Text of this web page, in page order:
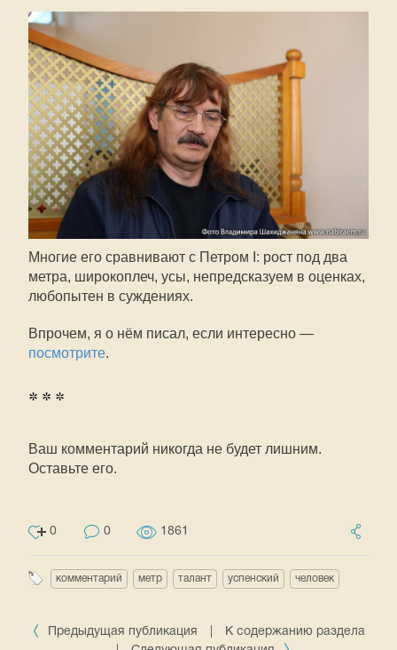
Многие его сравнивают с Петром I: рост под два
метра, широкоплеч, усы, непредсказуем в оценках,
любопытен в суждениях.
Впрочем, я о нём писал, если интересно —
посмотрите.
* * *
Ваш комментарий никогда не будет лишним.
Оставьте его.
0 0 1861
комментарий метр талант успенский человек
Предыдущая публикация
К содержанию раздела